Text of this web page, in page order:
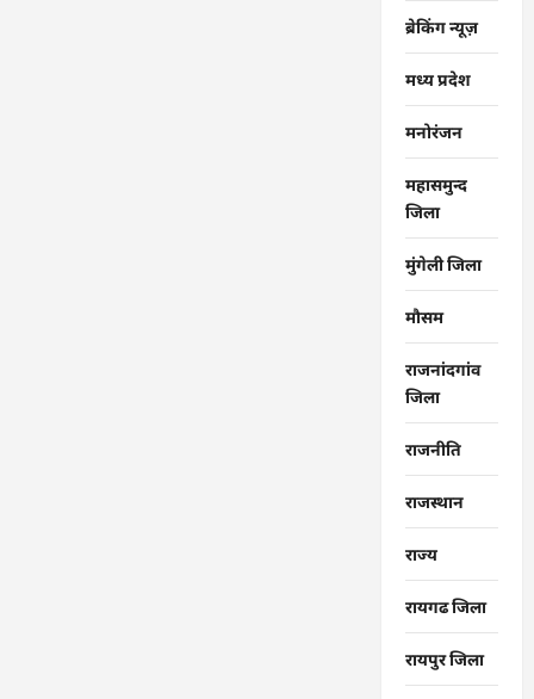
ब्रेकिंग न्यूज़
मध्य प्रदेश
मनोरंजन
महासमुन्द
जिला
मुंगेली जिला
मौसम
राजनांदगांव
जिला
राजनीति
राजस्थान
राज्‍य
रायगढ जिला
रायपुर जिला